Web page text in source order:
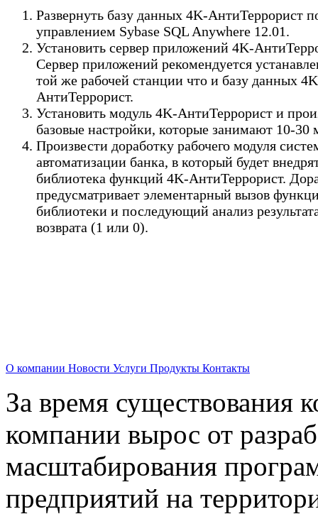
Развернуть базу данных 4K-АнтиТеррорист
управлением Sybase SQL Anywhere 12.01.
Установить сервер приложений 4K-
Сервер приложений рекомендуется
той же рабочей станции что и базу данных
АнтиТеррорист.
Установить модуль 4K-АнтиТеррорист и
базовые настройки, которые занимают 10-30
Произвести доработку рабочего модуля
автоматизации банка, в который будет
библиотека функций 4K-АнтиТеррорист.
предусматривает элементарный вызов
библиотеки и последующий анализ
возврата (1 или 0).
О компании Новости Услуги Продукты Контакты
За время существования
компании вырос от
масштабирования
предприятий на